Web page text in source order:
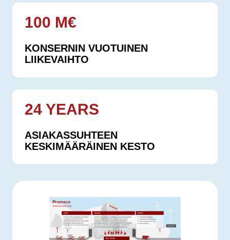
100 M€
KONSERNIN VUOTUINEN
LIIKEVAIHTO
24 YEARS
ASIAKASSUHTEEN
KESKIMÄÄRÄINEN KESTO